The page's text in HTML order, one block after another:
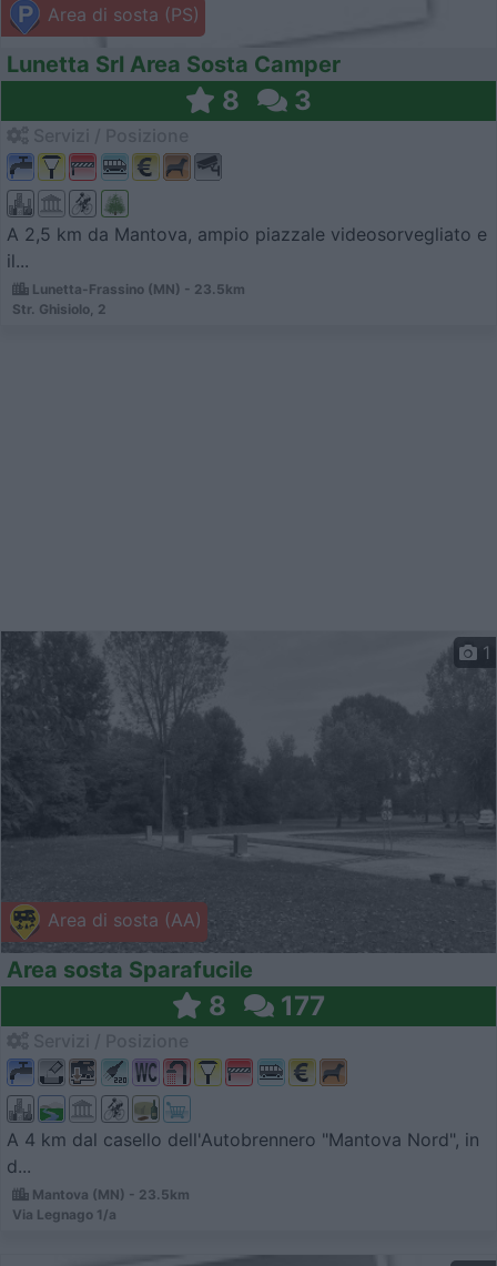
Area di sosta (PS)
Lunetta Srl Area Sosta Camper
8 3
A 2,5 km da Mantova, ampio piazzale videosorvegliato e
il...
Lunetta-Frassino (MN) - 23.5km
Str. Ghisiolo, 2
Area di sosta (AA)
1
Area sosta Sparafucile
8 177
A 4 km dal casello dell'Autobrennero "Mantova Nord", in
d...
Mantova (MN) - 23.5km
Via Legnago 1/a